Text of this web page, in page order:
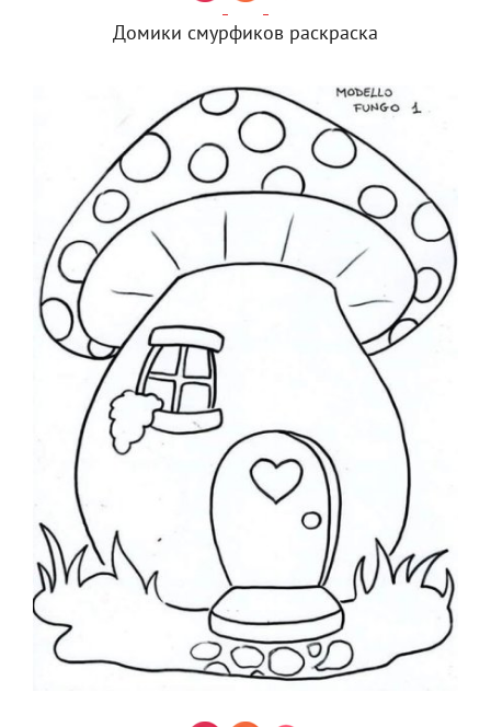
Домики смурфиков раскраска